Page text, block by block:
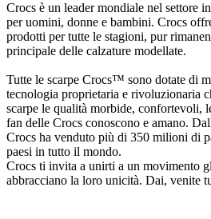
Crocs è un leader mondiale nel settore
per uomini, donne e bambini. Crocs
prodotti per tutte le stagioni, pur
principale delle calzature modellate.
Tutte le scarpe Crocs™ sono dotate di
tecnologia proprietaria e rivoluzionaria
scarpe le qualità morbide, confortevoli,
fan delle Crocs conoscono e amano.
Crocs ha venduto più di 350 milioni di
paesi in tutto il mondo.
Crocs ti invita a unirti a un movimento
abbracciano la loro unicità. Dai, venite